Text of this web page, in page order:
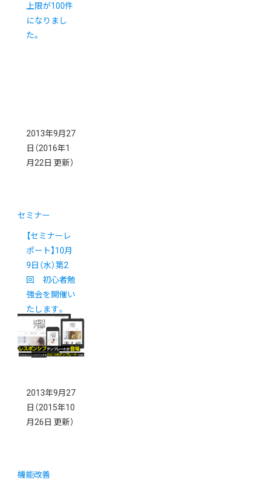
上限が100件
になりまし
た。
2013年9月27
日 （2016年1
月22日 更新）
セミナー
【セミナーレ
ポート】10月
9日（水）第2
回 初心者勉
強会を開催い
たします。
2013年9月27
日 （2015年10
月26日 更新）
機能改善